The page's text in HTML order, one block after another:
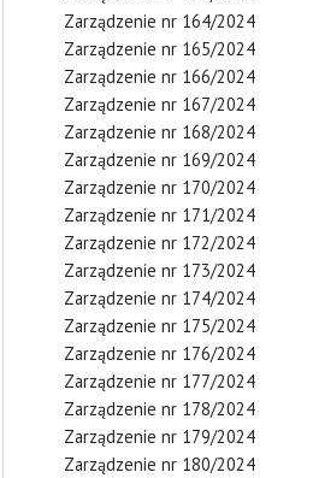
Zarządzenie nr 164/2024
Zarządzenie nr 165/2024
Zarządzenie nr 166/2024
Zarządzenie nr 167/2024
Zarządzenie nr 168/2024
Zarządzenie nr 169/2024
Zarządzenie nr 170/2024
Zarządzenie nr 171/2024
Zarządzenie nr 172/2024
Zarządzenie nr 173/2024
Zarządzenie nr 174/2024
Zarządzenie nr 175/2024
Zarządzenie nr 176/2024
Zarządzenie nr 177/2024
Zarządzenie nr 178/2024
Zarządzenie nr 179/2024
Zarządzenie nr 180/2024